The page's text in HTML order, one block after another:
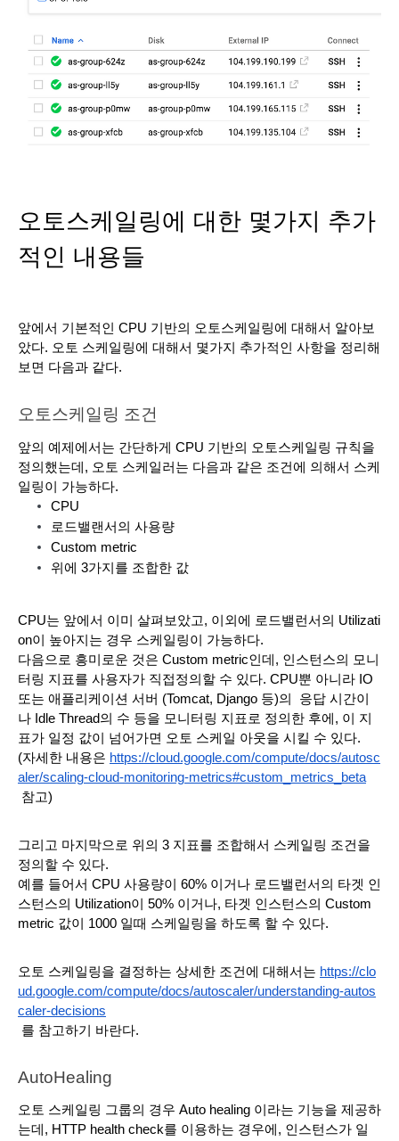
오토스케일링에 대한 몇가지 추가
적인 내용들
앞에서 기본적인 CPU 기반의 오토스케일링에 대해서 알아보
았다. 오토 스케일링에 대해서 몇가지 추가적인 사항을 정리해
보면 다음과 같다.
오토스케일링 조건
앞의 예제에서는 간단하게 CPU 기반의 오토스케일링 규칙을
정의했는데, 오토 스케일러는 다음과 같은 조건에 의해서 스케
일링이 가능하다.
CPU
로드밸랜서의 사용량
Custom metric
위에 3가지를 조합한 값
CPU는 앞에서 이미 살펴보았고, 이외에 로드밸런서의 Utilizati
on이 높아지는 경우 스케일링이 가능하다.
다음으로 흥미로운 것은 Custom metric인데, 인스턴스의 모니
터링 지표를 사용자가 직접정의할 수 있다. CPU뿐 아니라 IO
또는 애플리케이션 서버 (Tomcat, Django 등)의  응답 시간이
나 Idle Thread의 수 등을 모니터링 지표로 정의한 후에, 이 지
표가 일정 값이 넘어가면 오토 스케일 아웃을 시킬 수 있다.
(자세한 내용은 https://cloud.google.com/compute/docs/autosc
aler/scaling-cloud-monitoring-metrics#custom_metrics_beta
참고)
그리고 마지막으로 위의 3 지표를 조합해서 스케일링 조건을
정의할 수 있다.
예를 들어서 CPU 사용량이 60% 이거나 로드밸런서의 타겟 인
스턴스의 Utilization이 50% 이거나, 타겟 인스턴스의 Custom
metric 값이 1000 일때 스케일링을 하도록 할 수 있다.
오토 스케일링을 결정하는 상세한 조건에 대해서는 https://clo
ud.google.com/compute/docs/autoscaler/understanding-autos
caler-decisions
를 참고하기 바란다.
AutoHealing
오토 스케일링 그룹의 경우 Auto healing 이라는 기능을 제공하
는데, HTTP health check를 이용하는 경우에, 인스턴스가 일